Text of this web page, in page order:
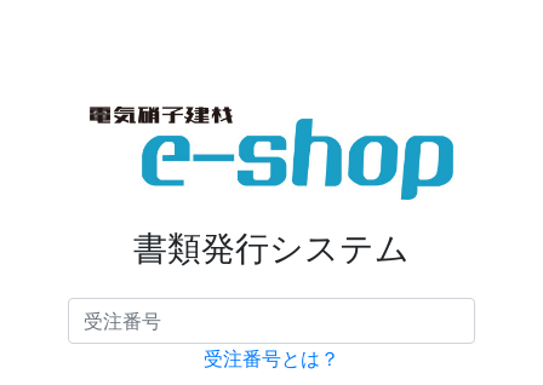
書類発行システム
受注番号とは？